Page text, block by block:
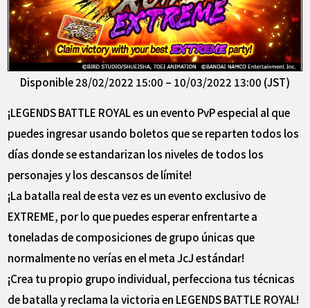
Disponible 28/02/2022 15:00 – 10/03/2022 13:00 (JST)
¡LEGENDS BATTLE ROYAL es un evento PvP especial al que
puedes ingresar usando boletos que se reparten todos los
días donde se estandarizan los niveles de todos los
personajes y los descansos de límite!
¡La batalla real de esta vez es un evento exclusivo de
EXTREME, por lo que puedes esperar enfrentarte a
toneladas de composiciones de grupo únicas que
normalmente no verías en el meta JcJ estándar!
¡Crea tu propio grupo individual, perfecciona tus técnicas
de batalla y reclama la victoria en LEGENDS BATTLE ROYAL!